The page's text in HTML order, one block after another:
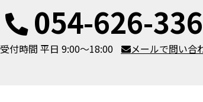
054-626-
受付時間 平日 9:00～18:00 メールで問い合